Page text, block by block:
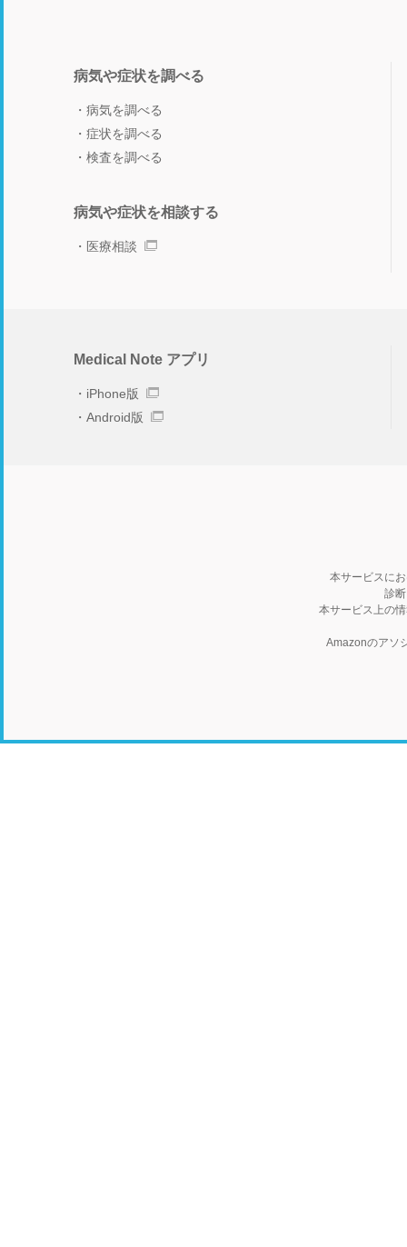
病気や症状を調べる
病気を調べる
症状を調べる
検査を調べる
病気や症状を相談する
医療相談
Medical Note アプリ
iPhone版
Android版
本サービスに
診
本サービス上の
Amazonのアソ